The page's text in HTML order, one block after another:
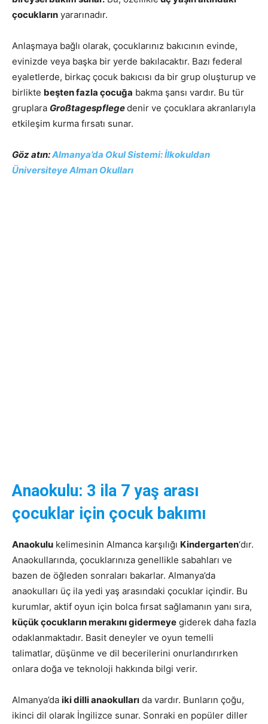
çocukların yararınadır.
Anlaşmaya bağlı olarak, çocuklarınız bakıcının evinde,
evinizde veya başka bir yerde bakılacaktır. Bazı federal
eyaletlerde, birkaç çocuk bakıcısı da bir grup oluşturup ve
birlikte beşten fazla çocuğa bakma şansı vardır. Bu tür
gruplara Großtagespflegedenir ve çocuklara akranlarıyla
etkileşim kurma fırsatı sunar.
Göz atın:Almanya’da Okul Sistemi: İlkokuldan
Üniversiteye Alman Okulları
Anaokulu: 3 ila 7 yaş arası
çocuklar için çocuk bakımı
Anaokulu kelimesinin Almanca karşılığı Kindergarten‘dır.
Anaokullarında, çocuklarınıza genellikle sabahları ve
bazen de öğleden sonraları bakarlar. Almanya’da
anaokulları üç ila yedi yaş arasındaki çocuklar içindir. Bu
kurumlar, aktif oyun için bolca fırsat sağlamanın yanı sıra,
küçük çocukların merakını gidermeye giderek daha fazla
odaklanmaktadır. Basit deneyler ve oyun temelli
talimatlar, düşünme ve dil becerilerini onurlandırırken
onlara doğa ve teknoloji hakkında bilgi verir.
Almanya’da iki dilli anaokulları da vardır. Bunların çoğu,
ikinci dil olarak İngilizce sunar. Sonraki en popüler diller